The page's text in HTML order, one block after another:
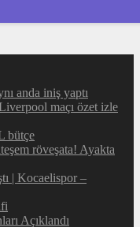
anda iniş yaptı
maçı özet izle
bütçe
röveşata! Ayakta
| Kocaelispor –
Açıklandı